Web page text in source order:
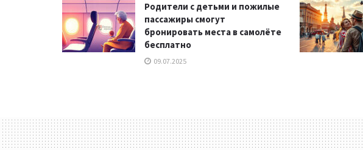
Родители с детьми и пожилые
пассажиры смогут
бронировать места в самолёте
бесплатно
09.07.2025